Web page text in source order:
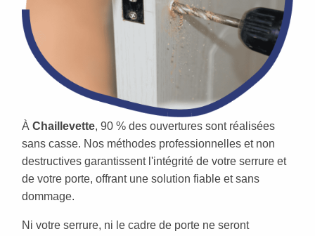
À Chaillevette, 90 % des ouvertures sont réalisées
sans casse. Nos méthodes professionnelles et non
destructives garantissent l'intégrité de votre serrure et
de votre porte, offrant une solution fiable et sans
dommage.
Ni votre serrure, ni le cadre de porte ne seront